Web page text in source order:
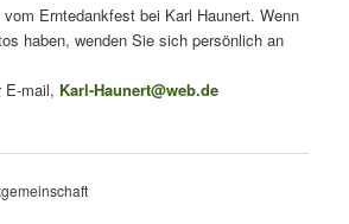
Erntedankfest bei Karl Haunert. Wenn
haben, wenden Sie sich persönlich an
E-mail, Karl-Haunert@web.de